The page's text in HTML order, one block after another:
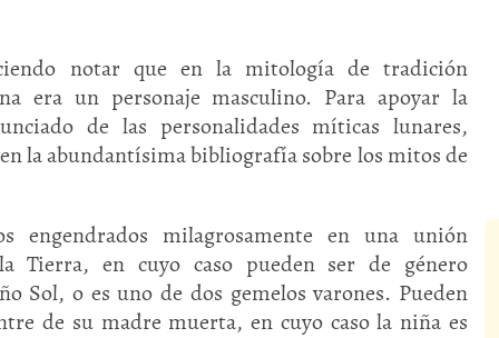
notar que en la mitología de tradición
era un personaje masculino. Para apoyar la
de las personalidades míticas lunares,
la abundantísima bibliografía sobre los mitos de
engendrados milagrosamente en una unión
Tierra, en cuyo caso pueden ser de género
Sol, o es uno de dos gemelos varones. Pueden
de su madre muerta, en cuyo caso la niña es